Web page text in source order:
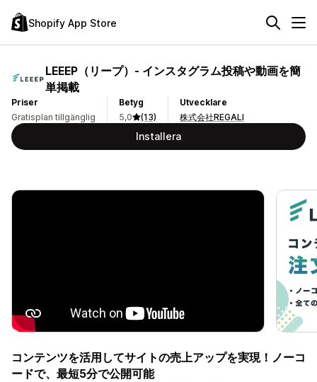
Shopify App Store
LEEEP（リープ）‑ インスタグラム投稿や動画を簡
単掲載
Priser
Gratisplan tillgänglig
Betyg
5,0
(13)
Utvecklare
株式会社REGALI
Installera
コンテンツを活用してサイトの売上アップを実現！ノーコ
ードで、最短5分で公開可能